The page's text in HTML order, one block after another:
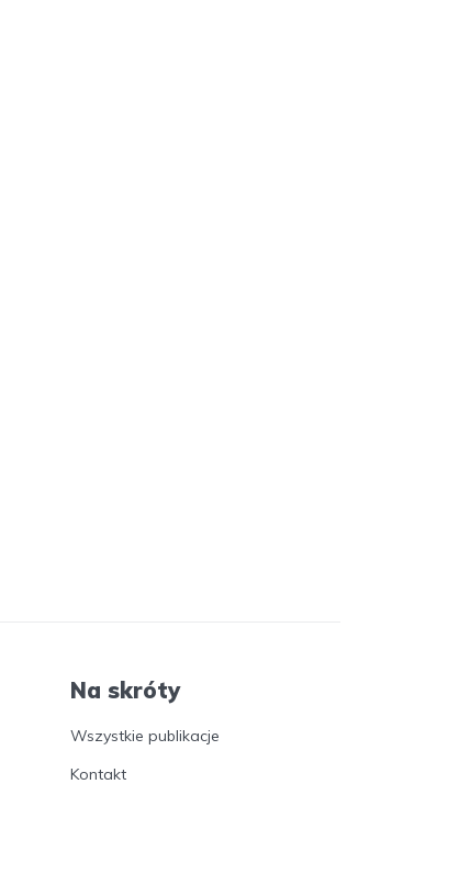
Na skróty
Wszystkie publikacje
Kontakt